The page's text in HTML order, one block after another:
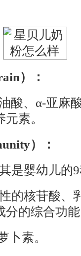
）：
酸、α-亚麻
素。
）：
是婴幼儿的
的核苷酸、
分的综合功
卜素。